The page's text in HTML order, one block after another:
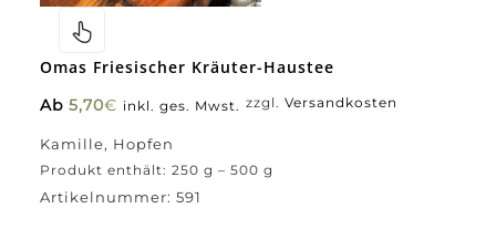
Omas Friesischer Kräuter-Haustee
Ab 5,70€ inkl. ges. Mwst.
Kamille, Hopfen
zzgl. Versandkosten
Produkt enthält: 250 g – 500 g
Artikelnummer: 591